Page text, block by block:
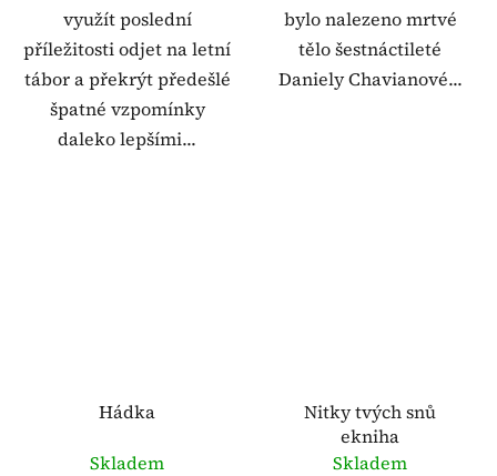
využít poslední
příležitosti odjet na letní
tábor a překrýt předešlé
špatné vzpomínky
daleko lepšími...
bylo nalezeno mrtvé
tělo šestnáctileté
Daniely Chavianové...
Hádka
Skladem
Nitky tvých snů
ekniha
Skladem